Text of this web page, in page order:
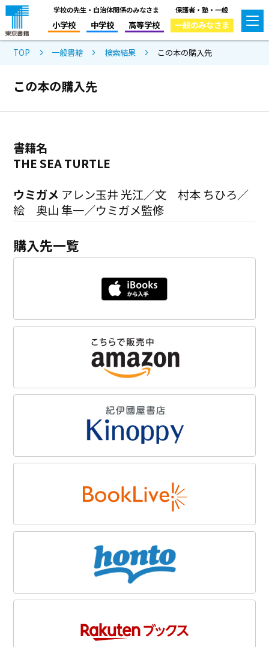
学校の先生・自治体関係のみなさま
小学校 中学校 高等学校
保護者・塾・一般
一般のみなさま
TOP 一般書籍 検索結果 この本の購入先
この本の購入先
書籍名
THE SEA TURTLE
ウミガメ アレン玉井 光江／文 村本 ちひろ／
絵 奥山 隼一／ウミガメ監修
購入先一覧